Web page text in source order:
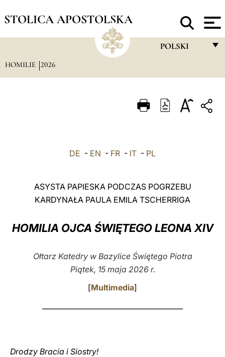
STOLICA APOSTOLSKA
POLSKI
ITALIANO
POLSKI
العربيّة
中文
HOMILIE 2026
DE - EN - FR - IT - PL
ASYSTA PAPIESKA PODCZAS POGRZEBU
KARDYNAŁA PAULA EMILA TSCHERRIGA
HOMILIA OJCA ŚWIĘTEGO LEONA XIV
Ołtarz Katedry w Bazylice Świętego Piotra
Piątek, 15 maja 2026 r.
[Multimedia]
Drodzy Bracia i Siostry!